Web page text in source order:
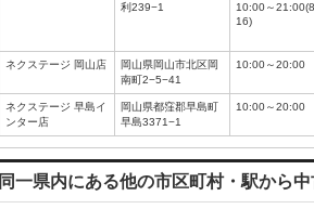
利239−1
10:00～
16)
ネクステージ 岡山店
岡山県岡山市北区岡
南町2−5−41
10:00～20:00
ネクステージ 早島イ
ンター店
岡山県都窪郡早島町
早島3371−1
10:00～20:00
同一県内にある他の市区町村・駅から